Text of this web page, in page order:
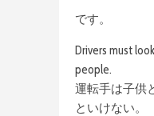
です。
Drivers must
people.
運転手は子供
といけない。